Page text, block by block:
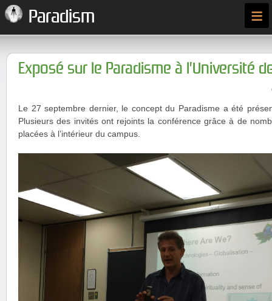
Paradism ≡
Exposé sur le Paradisme à l’Université
Le 27 septembre dernier, le concept du Paradisme a été
Plusieurs des invités ont rejoints la conférence grâce à de
placées à l’intérieur du campus.